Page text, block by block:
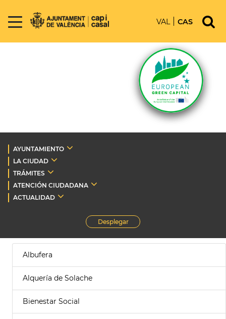
VAL CAS
AYUNTAMIENTO
LA CIUDAD
TRÁMITES
ATENCIÓN CIUDADANA
ACTUALIDAD
Desplegar
Albufera
Alquería de Solache
Bienestar Social